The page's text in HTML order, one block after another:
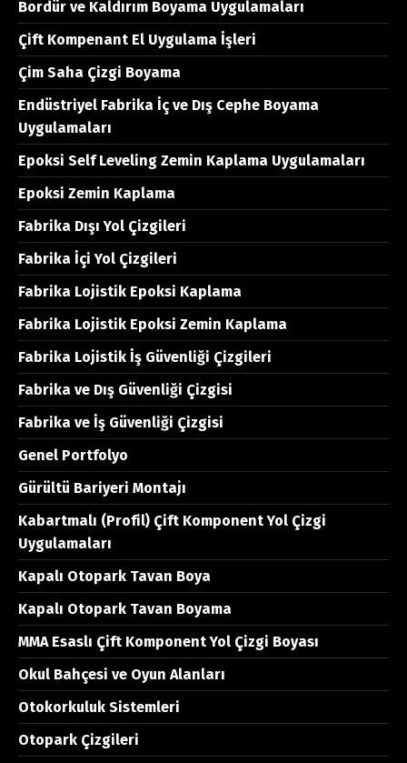
Bordür ve Kaldırım Boyama Uygulamaları
Çift Kompenant El Uygulama İşleri
Çim Saha Çizgi Boyama
Endüstriyel Fabrika İç ve Dış Cephe Boyama
Uygulamaları
Epoksi Self Leveling Zemin Kaplama Uygulamaları
Epoksi Zemin Kaplama
Fabrika Dışı Yol Çizgileri
Fabrika İçi Yol Çizgileri
Fabrika Lojistik Epoksi Kaplama
Fabrika Lojistik Epoksi Zemin Kaplama
Fabrika Lojistik İş Güvenliği Çizgileri
Fabrika ve Dış Güvenliği Çizgisi
Fabrika ve İş Güvenliği Çizgisi
Genel Portfolyo
Gürültü Bariyeri Montajı
Kabartmalı (Profil) Çift Komponent Yol Çizgi
Uygulamaları
Kapalı Otopark Tavan Boya
Kapalı Otopark Tavan Boyama
MMA Esaslı Çift Komponent Yol Çizgi Boyası
Okul Bahçesi ve Oyun Alanları
Otokorkuluk Sistemleri
Otopark Çizgileri